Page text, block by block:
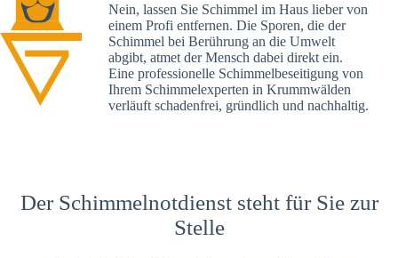
Nein, lassen Sie Schimmel im Haus lieber von
einem Profi entfernen. Die Sporen, die der
Schimmel bei Berührung an die Umwelt
abgibt, atmet der Mensch dabei direkt ein.
Eine professionelle Schimmelbeseitigung von
Ihrem Schimmelexperten in Krummwälden
verläuft schadenfrei, gründlich und nachhaltig.
Der Schimmelnotdienst steht für Sie zur
Stelle